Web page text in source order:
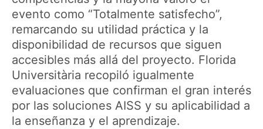
evento como “Totalmente satisfecho”,
remarcando su utilidad práctica y la
disponibilidad de recursos que siguen
accesibles más allá del proyecto. Florida
Universitària recopiló igualmente
evaluaciones que confirman el gran interés
por las soluciones AISS y su aplicabilidad a
la enseñanza y el aprendizaje.